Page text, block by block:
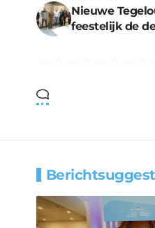
Nieuwe
feestelijk de